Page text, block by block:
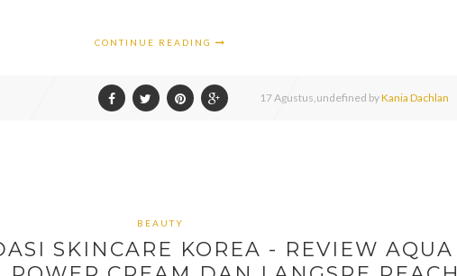
CONTINUE READING
17Agustus,undefined byKania Dachlan
BEAUTY
SKINCARE KOREA - REVIEW AQUA